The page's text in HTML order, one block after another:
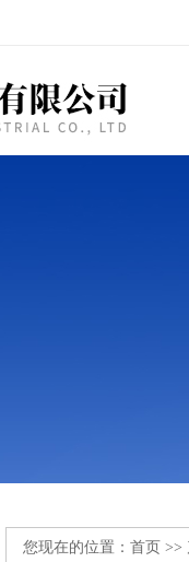
您现在的位置： 首页 >>